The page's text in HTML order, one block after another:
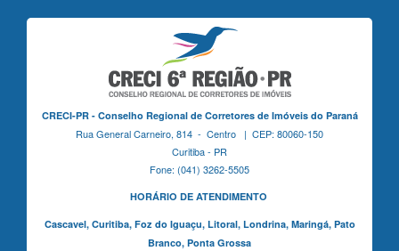
CRECI-PR - Conselho Regional de Corretores de Imóveis do Paraná
Rua General Carneiro, 814 - Centro | CEP: 80060-150
Curitiba - PR
Fone: (041) 3262-5505
HORÁRIO DE ATENDIMENTO
Cascavel, Curitiba,Foz do Iguaçu, Litoral, Londrina, Maringá, Pato
Branco, Ponta Grossa